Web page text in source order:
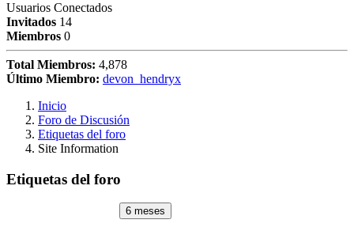
Usuarios Conectados
Invitados 14
Miembros 0
Total Miembros: 4,878
Último Miembro: devon_hendryx
Inicio
Foro de Discusión
Etiquetas del foro
Site Information
Etiquetas del foro
6 meses